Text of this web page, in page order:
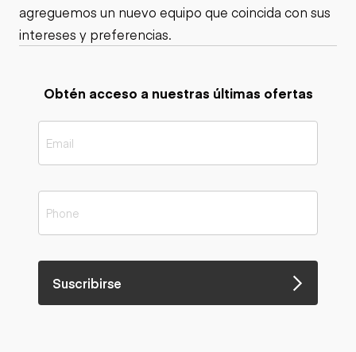
agreguemos un nuevo equipo que coincida con sus
intereses y preferencias.
Obtén acceso a nuestras últimas ofertas
Suscribirse